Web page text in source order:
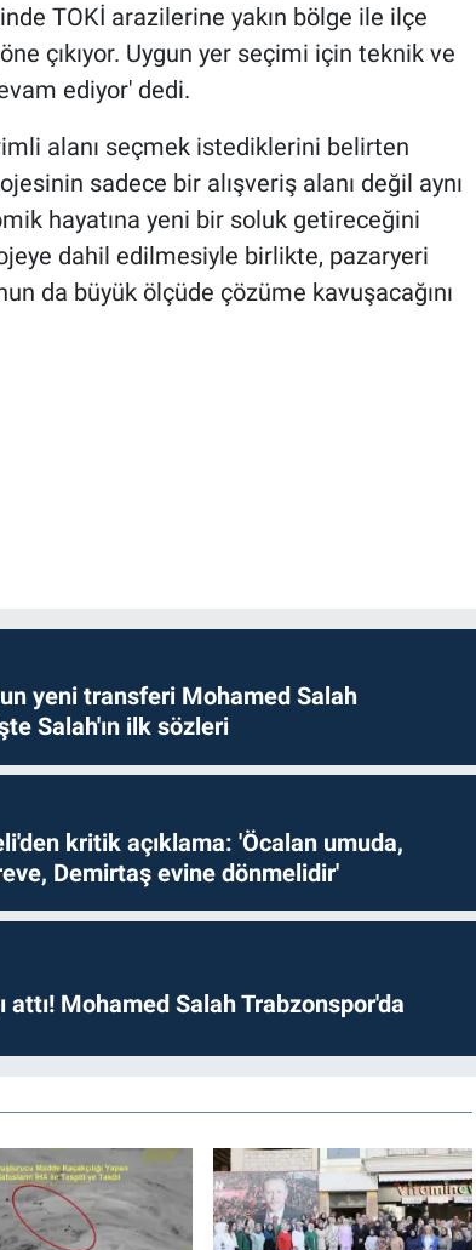
TOKİ arazilerine yakın bölge ile ilçe
çıkıyor. Uygun yer seçimi için teknik ve
ediyor' dedi.
alanı seçmek istediklerini belirten
sadece bir alışveriş alanı değil aynı
hayatına yeni bir soluk getireceğini
dahil edilmesiyle birlikte, pazaryeri
da büyük ölçüde çözüme kavuşacağını
yeni transferi Mohamed Salah
Salah'ın ilk sözleri
kritik açıklama: 'Öcalan umuda,
Demirtaş evine dönmelidir'
attı! Mohamed Salah Trabzonspor'da